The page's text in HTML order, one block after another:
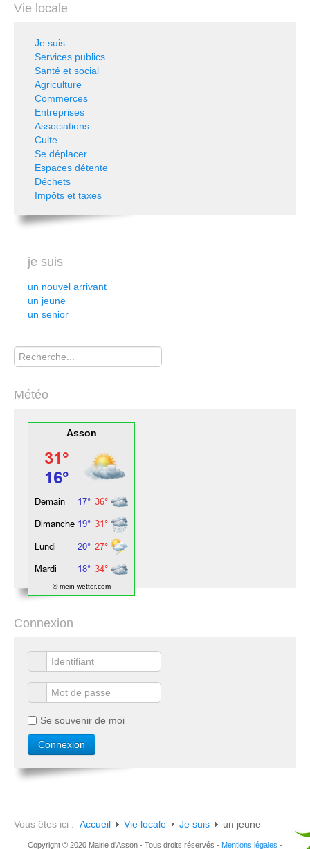
Vie locale
Je suis
Services publics
Santé et social
Agriculture
Commerces
Entreprises
Associations
Culte
Se déplacer
Espaces détente
Déchets
Impôts et taxes
je suis
un nouvel arrivant
un jeune
un senior
Rechercher
Météo
Asson
© mein-wetter.com
Connexion
Se souvenir de moi
Vous êtes ici : Accueil Vie locale Je suis un jeune
Copyright © 2020 Mairie d'Asson - Tous droits réservés - Mentions légales -